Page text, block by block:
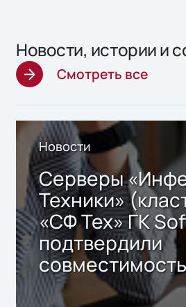
Новости, истории и
Смотреть все
Новости
Серверы
Техники»
«СФ Тех» ГК
подтвердили
решением